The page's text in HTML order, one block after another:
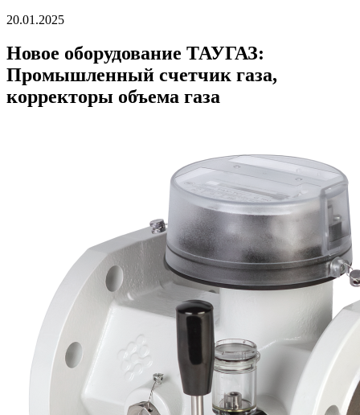
20.01.2025
Новое оборудование ТАУГАЗ:
Промышленный счетчик газа,
корректоры объема газа